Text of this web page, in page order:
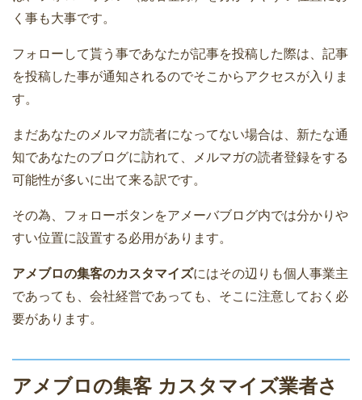
く事も大事です。
フォローして貰う事であなたが記事を投稿した際は、記事
を投稿した事が通知されるのでそこからアクセスが入りま
す。
まだあなたのメルマガ読者になってない場合は、新たな通
知であなたのブログに訪れて、メルマガの読者登録をする
可能性が多いに出て来る訳です。
その為、フォローボタンをアメーバブログ内では分かりや
すい位置に設置する必用があります。
アメブロの集客のカスタマイズにはその辺りも個人事業主
であっても、会社経営であっても、そこに注意しておく必
要があります。
アメブロの集客 カスタマイズ業者さ